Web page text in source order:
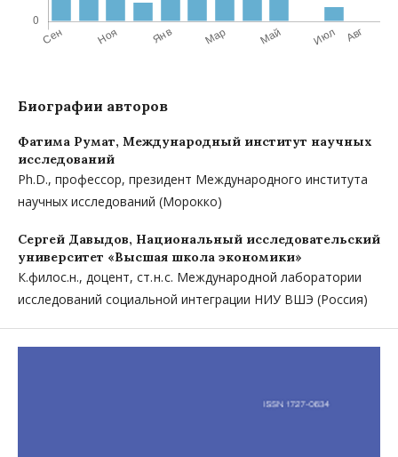
Биографии авторов
Фатима Румат, Международный институт научных
исследований
Ph.D., профессор, президент Международного института
научных исследований (Морокко)
Сергей Давыдов, Национальный исследовательский
университет «Высшая школа экономики»
К.филос.н., доцент, ст. н. с. Международной лаборатории
исследований социальной интеграции НИУ ВШЭ (Россия)